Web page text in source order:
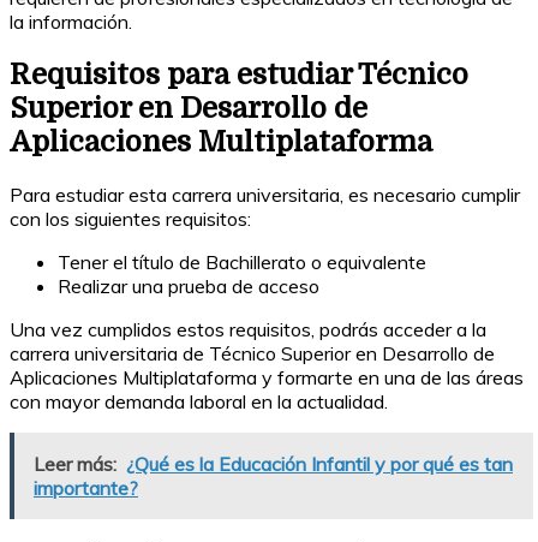
la información.
Requisitos para estudiar Técnico
Superior en Desarrollo de
Aplicaciones Multiplataforma
Para estudiar esta carrera universitaria, es necesario cumplir
con los siguientes requisitos:
Tener el título de Bachillerato o equivalente
Realizar una prueba de acceso
Una vez cumplidos estos requisitos, podrás acceder a la
carrera universitaria de Técnico Superior en Desarrollo de
Aplicaciones Multiplataforma y formarte en una de las áreas
con mayor demanda laboral en la actualidad.
Leer más: ¿Qué es la Educación Infantil y por qué es tan
importante?